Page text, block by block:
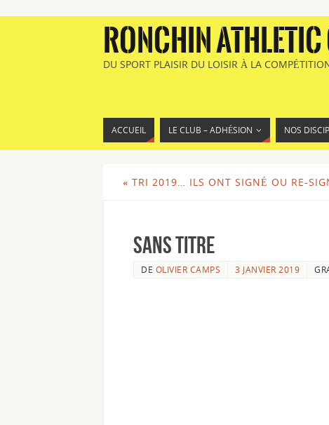
RONCHIN
DU SPORT PLAISIR DU LOISIR À LA
ACCUEIL LE CLUB – ADHÉSION NOS
« TRI 2019… ILS ONT SIGNÉ OU RE-
Sans titre
DE OLIVIER CAMPS 3 JANVIER 2019